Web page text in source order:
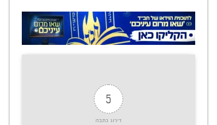
5
דירוג כתבה